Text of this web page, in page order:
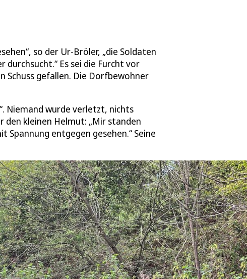
so der Ur-Bröler, „die Soldaten
Es sei die Furcht vor
Schuss gefallen. Die Dorfbewohner
Niemand wurde verletzt, nichts
den kleinen Helmut: „Mir standen
entgegen gesehen.“ Seine